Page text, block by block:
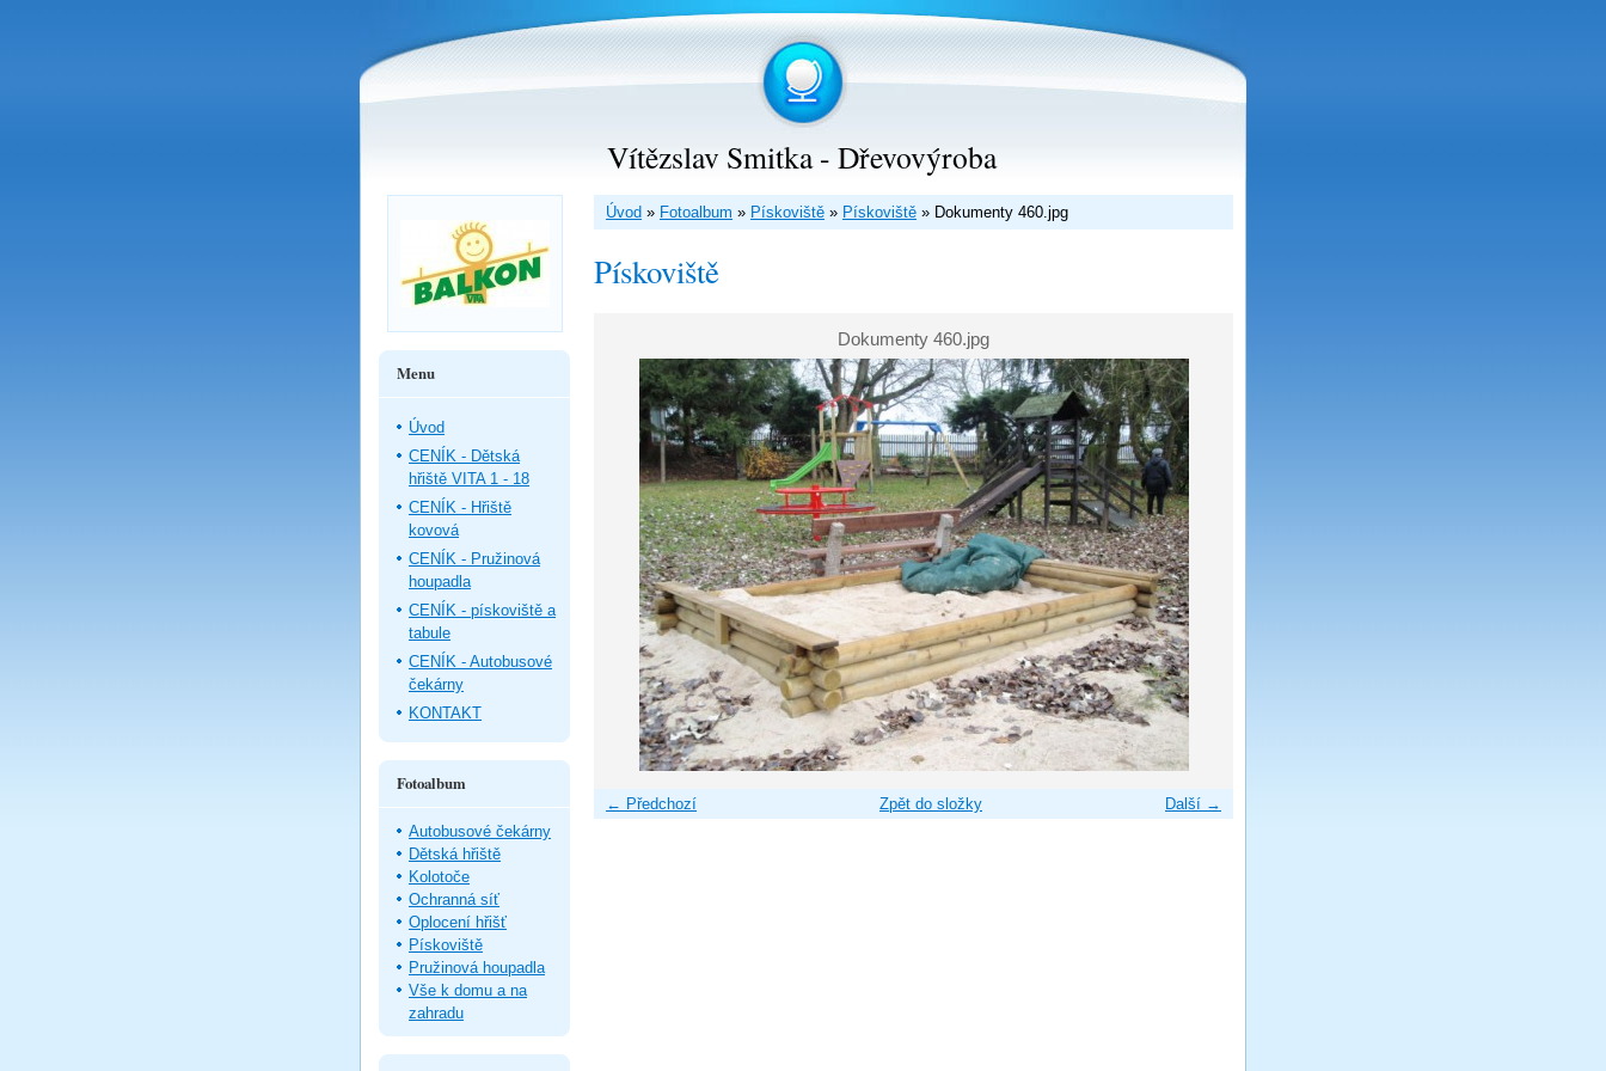
Vítězslav Smitka - Dřevovýroba
Úvod » Fotoalbum » Pískoviště » Pískoviště » Dokumenty 460.jpg
Pískoviště
Dokumenty 460.jpg
← Předchozí Další →
Zpět do složky
Menu
Úvod
CENÍK - Dětská
hřiště VITA 1 - 18
CENÍK - Hřiště
kovová
CENÍK - Pružinová
houpadla
CENÍK - pískoviště a
tabule
CENÍK - Autobusové
čekárny
KONTAKT
Fotoalbum
Autobusové čekárny
Dětská hřiště
Kolotoče
Ochranná síť
Oplocení hřišť
Pískoviště
Pružinová houpadla
Vše k domu a na
zahradu